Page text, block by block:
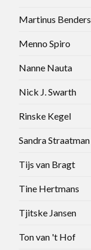
Martinus Benders
Menno Spiro
Nanne Nauta
Nick J. Swarth
Rinske Kegel
Sandra Straatman
Tijs van Bragt
Tine Hertmans
Tjitske Jansen
Ton van 't Hof